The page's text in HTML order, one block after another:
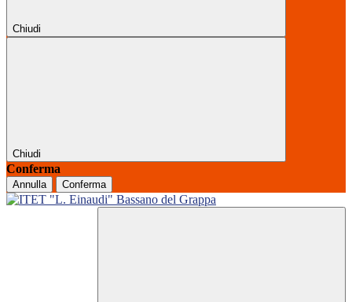
Chiudi
Chiudi
Conferma
Annulla Conferma